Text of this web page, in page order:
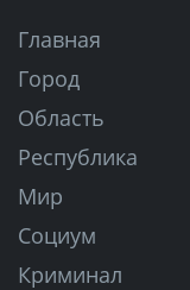
Главная
Город
Область
Республика
Мир
Социум
Криминал